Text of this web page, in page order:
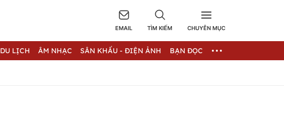
EMAIL TÌM KIẾM CHUYÊN MỤC
DU LỊCH ÂM NHẠC SÂN KHẤU - ĐIỆN ẢNH BẠN ĐỌC